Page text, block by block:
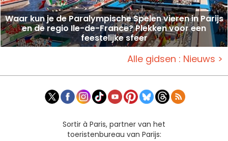
Waar kun je de Paralympische Spelen vieren in Parijs
en de regio Ile-de-France? Plekken voor een
feestelijke sfeer
Alle gidsen : Nieuws >
Sortir à Paris, partner van het
toeristenbureau van Parijs: